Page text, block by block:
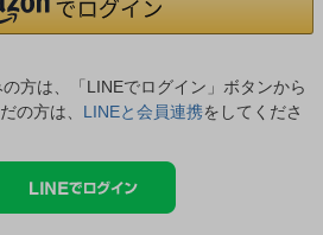
方は、「LINEでログイン」ボタンから
の方は、 LINEと会員連携をしてくださ